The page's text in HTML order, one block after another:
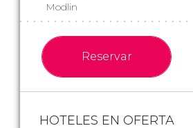
Modlin
Reservar
HOTELES EN OFERTA